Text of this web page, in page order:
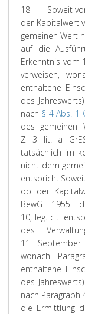
18 Soweit
der Kapitalwert
gemeinen Wert
auf die
Erkenntnis vom
verweisen,
enthaltene
des
nach § 4 Abs. 1
des
Z 3 lit. a
tatsächlich im
nicht dem
entspricht.
ob der
BewG 1955
10, leg. cit.
des
11.
wonach
enthaltene
des
nach Paragraph
die Ermittlung